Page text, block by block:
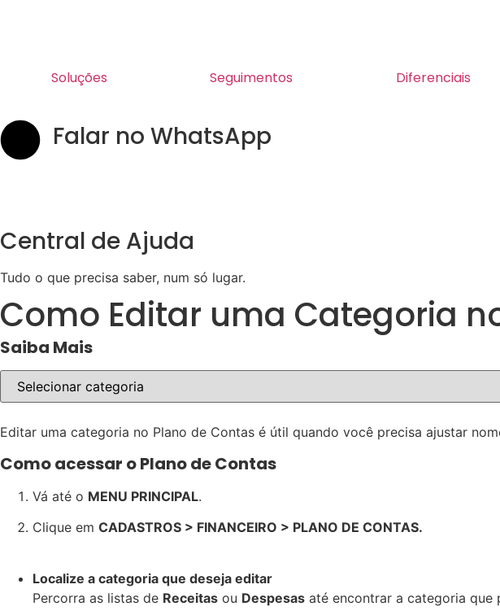
Soluções Seguimentos Diferenciais
Falar no WhatsApp
Central de Ajuda
Tudo o que precisa saber, num só lugar.
Como Editar uma Categoria
Saiba Mais
Editar uma categoria no Plano de Contas é útil quando você precisa ajustar
Como acessar o Plano de Contas
Vá até o MENU PRINCIPAL.
Clique em CADASTROS > FINANCEIRO > PLANO DE CONTAS.
Localize a categoria que deseja editar
Percorra as listas de Receitas ou Despesas até encontrar a categoria que